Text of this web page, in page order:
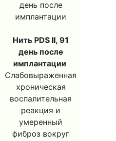
Нить PDS II, 91
день после
имплантации
Слабовыраженная
хроническая
воспалительная
реакция и
умеренный
фиброз вокруг